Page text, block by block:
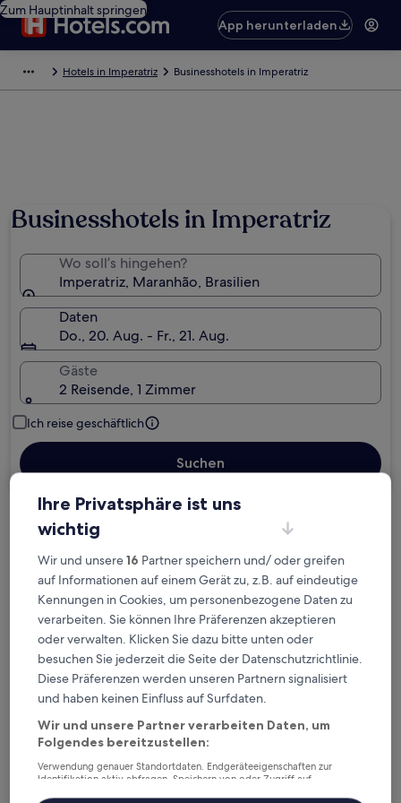
Zum Hauptinhalt springen
App herunterladen
Hotels in Imperatriz Businesshotels in Imperatriz
Businesshotels in Imperatriz
Wo soll’s hingehen?
Imperatriz, Maranhão, Brasilien
Daten
Do., 20. Aug. - Fr., 21. Aug.
Gäste
2 Reisende, 1 Zimmer
Ich reise geschäftlich
Suchen
Kostenlose Stornierung bei
Planänderungen
Verdiene Prämien für jede
wahrgenommene Übernachtung
Mehr sparen mit Preisen für Mitglieder
Überprüfe die Preise für diese Daten
Heute
6. Aug. - 7. Aug.
Morgen
7. Aug. - 8. Aug.
Ihre Privatsphäre ist uns
wichtig
Wir und unsere16 Partner speichern und/ oder greifen
auf Informationen auf einem Gerät zu, z.B. auf eindeutige
Kennungen in Cookies, um personenbezogene Daten zu
verarbeiten. Sie können Ihre Präferenzen akzeptieren
oder verwalten. Klicken Sie dazu bitte unten oder
besuchen Sie jederzeit die Seite der Datenschutzrichtlinie.
Diese Präferenzen werden unseren Partnern signalisiert
und haben keinen Einfluss auf Surfdaten.
Wir und unsere Partner verarbeiten Daten, um
Folgendes bereitzustellen:
Verwendung genauer Standortdaten. Endgeräteeigenschaften zur
Identifikation aktiv abfragen. Speichern von oder Zugriff auf